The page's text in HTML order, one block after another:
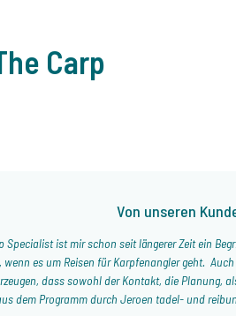
Carp
Von unseren
Specialist ist mir schon seit längerer Zeit ein
wenn es um Reisen für Karpfenangler geht.
dass sowohl der Kontakt, die Planung,
dem Programm durch Jeroen tadel- und